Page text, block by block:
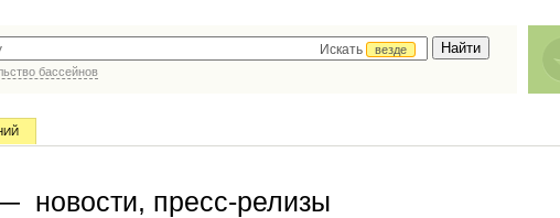
Искать
везде
бассейнов
новости, пресс-релизы